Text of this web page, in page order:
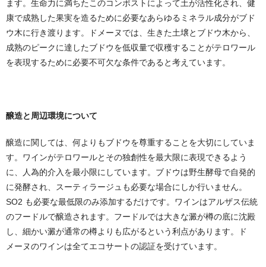
ます。生命力に満ちたこのコンポストによって土が活性化され、健
康で成熟した果実を造るために必要なあらゆるミネラル成分がブド
ウ木に行き渡ります。ドメーヌでは、生きた土壌とブドウ木から、
成熟のピークに達したブドウを低収量で収穫することがテロワール
を表現するために必要不可欠な条件であると考えています。
醸造と周辺環境について
醸造に関しては、何よりもブドウを尊重することを大切にしていま
す。ワインがテロワールとその独創性を最大限に表現できるよう
に、人為的介入を最小限にしています。ブドウは野生酵母で自発的
に発酵され、スーティラージュも必要な場合にしか行いません。
SO2 も必要な最低限のみ添加するだけです。ワインはアルザス伝統
のフードルで醸造されます。フードルでは大きな澱が樽の底に沈殿
し、細かい澱が通常の樽よりも広がるという利点があります。ド
メーヌのワインは全てエコサートの認証を受けています。